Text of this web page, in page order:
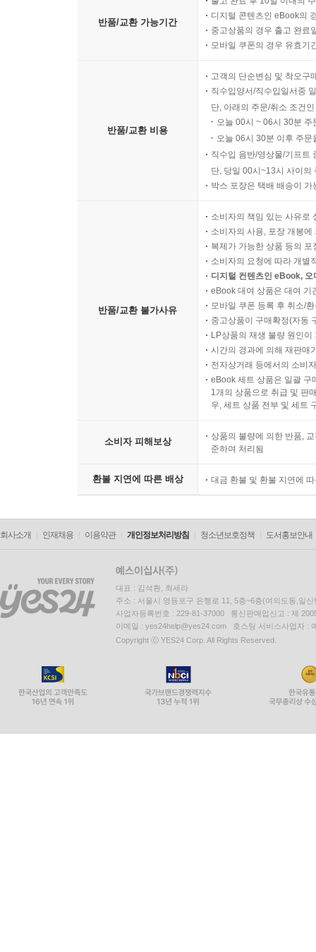
반품/교환 가능기간
디지털 콘텐츠인 eBook의
중고상품의 경우 출고 완료
모바일 쿠폰의 경우 유효기
반품/교환 비용
고객의 단순변심 및 착오구
직수입양서/직수입일서중
단, 아래의 주문/취소 조건
오늘 00시 ~ 06시 30분
오늘 06시 30분 이후 주
직수입 음반/영상물/기프트
단, 당일 00시~13시 사이의
박스 포장은 택배 배송이
반품/교환 불가사유
소비자의 책임 있는 사유로
소비자의 사용, 포장 개봉
복제가 가능한 상품 등의
소비자의 요청에 따라 개별
디지털 컨텐츠인 eBook,
eBook 대여 상품은 대여 기
모바일 쿠폰 등록 후 취소/
중고상품이 구매확정(자동
LP상품의 재생 불량 원인
시간의 경과에 의해 재판매
전자상거래 등에서의 소비
eBook 세트 상품은 일괄 구
1개의 상품으로 취급 및 판
우, 세트 상품 전부 및 세트
소비자 피해보상
상품의 불량에 의한 반품,
준하여 처리됨
환불 지연에 따른 배상 대금 환불 및 환불 지연에
회사소개 인재채용 이용약관 개인정보처리방침 청소년보호정책 도서홍보안내
대표 : 김석환, 최세라
주소 : 서울시 영등포구 은행로 11, 5층~6층(여의도동,일신
사업자등록번호 : 229-81-37000 통신판매업신고 : 제
이메일 : yes24help@yes24.com 호스팅 서비스사업자 :
Copyright ⓒ YES24 Corp. All Rights Reserved.